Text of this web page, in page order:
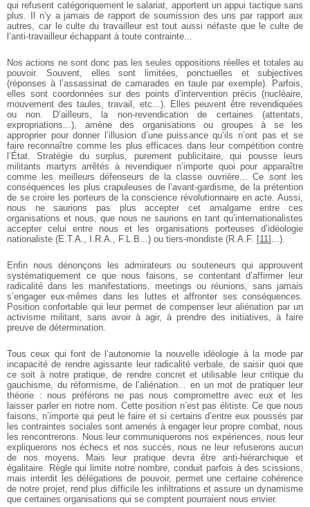
qui refusent catégoriquement le salariat, apportent un appui tactique sans
plus. Il n’y a jamais de rapport de soumission des uns par rapport aux
autres, car le culte du travailleur est tout aussi néfaste que le culte de
l’anti-travailleur échappant à toute contrainte...
Nos actions ne sont donc pas les seules oppositions réelles et totales au
pouvoir. Souvent, elles sont limitées, ponctuelles et subjectives
(réponses à l’assassinat de camarades en taule par exemple). Parfois,
elles sont coordonnées sur des points d’intervention précis (nucléaire,
mouvement des taules, travail, etc...). Elles peuvent être revendiquées
ou non. D’ailleurs, la non-revendication de certaines (attentats,
expropriations...), amène des organisations ou groupes à se les
approprier pour donner l’illusion d’une puissance qu’ils n’ont pas et se
faire reconnaître comme les plus efficaces dans leur compétition contre
l’État. Stratégie du surplus, purement publicitaire, qui pousse leurs
militants martyrs arrêtés à revendiquer n’importe quoi pour apparaître
comme les meilleurs défenseurs de la classe ouvrière... Ce sont les
conséquences les plus crapuleuses de l’avant-gardisme, de la prétention
de se croire les porteurs de la conscience révolutionnaire en acte. Aussi,
nous ne saurions pas plus accepter cet amalgame entre ces
organisations et nous, que nous ne saurions en tant qu’internationalistes
accepter celui entre nous et les organisations porteuses d’idéologie
nationaliste (E.T.A., I.R.A., F.L.B...) ou tiers-mondiste (R.A.F. [11] ...).
Enfin nous dénonçons les admirateurs ou souteneurs qui approuvent
systématiquement ce que nous faisons, se contentant d’affirmer leur
radicalité dans les manifestations, meetings ou réunions, sans jamais
s’engager eux-mêmes dans les luttes et affronter ses conséquences.
Position confortable qui leur permet de compenser leur aliénation par un
activisme militant, sans avoir à agir, à prendre des initiatives, à faire
preuve de détermination.
Tous ceux qui font de l’autonomie la nouvelle idéologie à la mode par
incapacité de rendre agissante leur radicalité verbale, de saisir quoi que
ce soit à notre pratique, de rendre concret et utilisable leur critique du
gauchisme, du réformisme, de l’aliénation... en un mot de pratiquer leur
théorie : nous préférons ne pas nous compromettre avec eux et les
laisser parler en notre nom. Cette position n’est pas élitiste. Ce que nous
faisons, n’importe qui peut le faire et si certains d’entre eux poussés par
les contraintes sociales sont amenés à engager leur propre combat, nous
les rencontrerons. Nous leur communiquerons nos expériences, nous leur
expliquerons nos échecs et nos succès, nous ne leur refuserons aucun
de nos moyens. Mais leur pratique devra être anti-hiérarchique et
égalitaire. Règle qui limite notre nombre, conduit parfois à des scissions,
mais interdit les délégations de pouvoir, permet une certaine cohérence
de notre projet, rend plus difficile les infiltrations et assure un dynamisme
que certaines organisations qui se comptent pourraient nous envier.